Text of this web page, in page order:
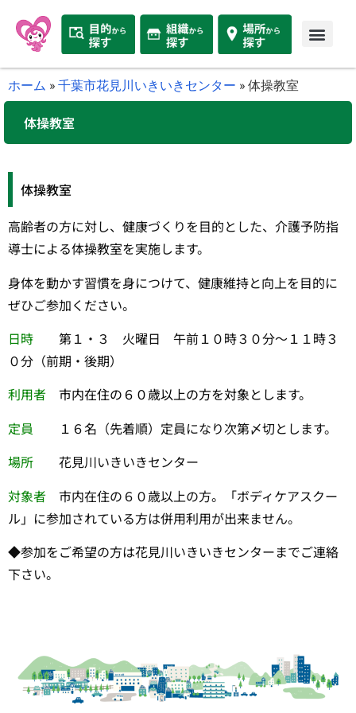
ホーム »千葉市花見川いきいきセンター »体操教室
体操教室
体操教室
高齢者の方に対し、健康づくりを目的とした、介護予防指
導士による体操教室を実施します。
身体を動かす習慣を身につけて、健康維持と向上を目的に
ぜひご参加ください。
日時 第１・３ 火曜日 午前１０時３０分～１１時３
０分（前期・後期）
利用者 市内在住の６０歳以上の方を対象とします。
定員 １６名（先着順）定員になり次第〆切とします。
場所 花見川いきいきセンター
対象者 市内在住の６０歳以上の方。「ボディケアスクー
ル」に参加されている方は併用利用が出来ません。
◆参加をご希望の方は花見川いきいきセンターまでご連絡
下さい。